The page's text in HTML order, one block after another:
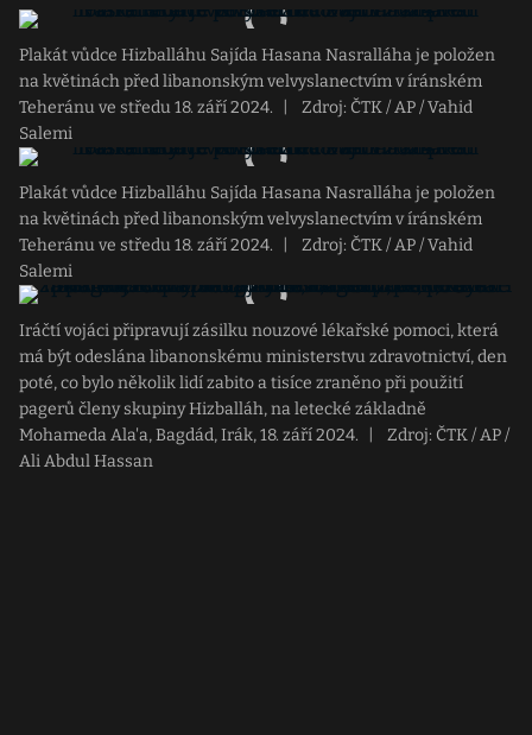
Plakát vůdce Hizballáhu Sajída Hasana Nasralláha je položen
na květinách před libanonským velvyslanectvím v íránském
Teheránu ve středu 18. září 2024.
Zdroj: ČTK / AP / Vahid
Salemi
Plakát vůdce Hizballáhu Sajída Hasana Nasralláha je položen
na květinách před libanonským velvyslanectvím v íránském
Teheránu ve středu 18. září 2024.
Zdroj: ČTK / AP / Vahid
Salemi
Iráčtí vojáci připravují zásilku nouzové lékařské pomoci, která
má být odeslána libanonskému ministerstvu zdravotnictví, den
poté, co bylo několik lidí zabito a tisíce zraněno při použití
pagerů členy skupiny Hizballáh, na letecké základně
Mohameda Ala'a, Bagdád, Irák, 18. září 2024.
Zdroj: ČTK / AP /
Ali Abdul Hassan